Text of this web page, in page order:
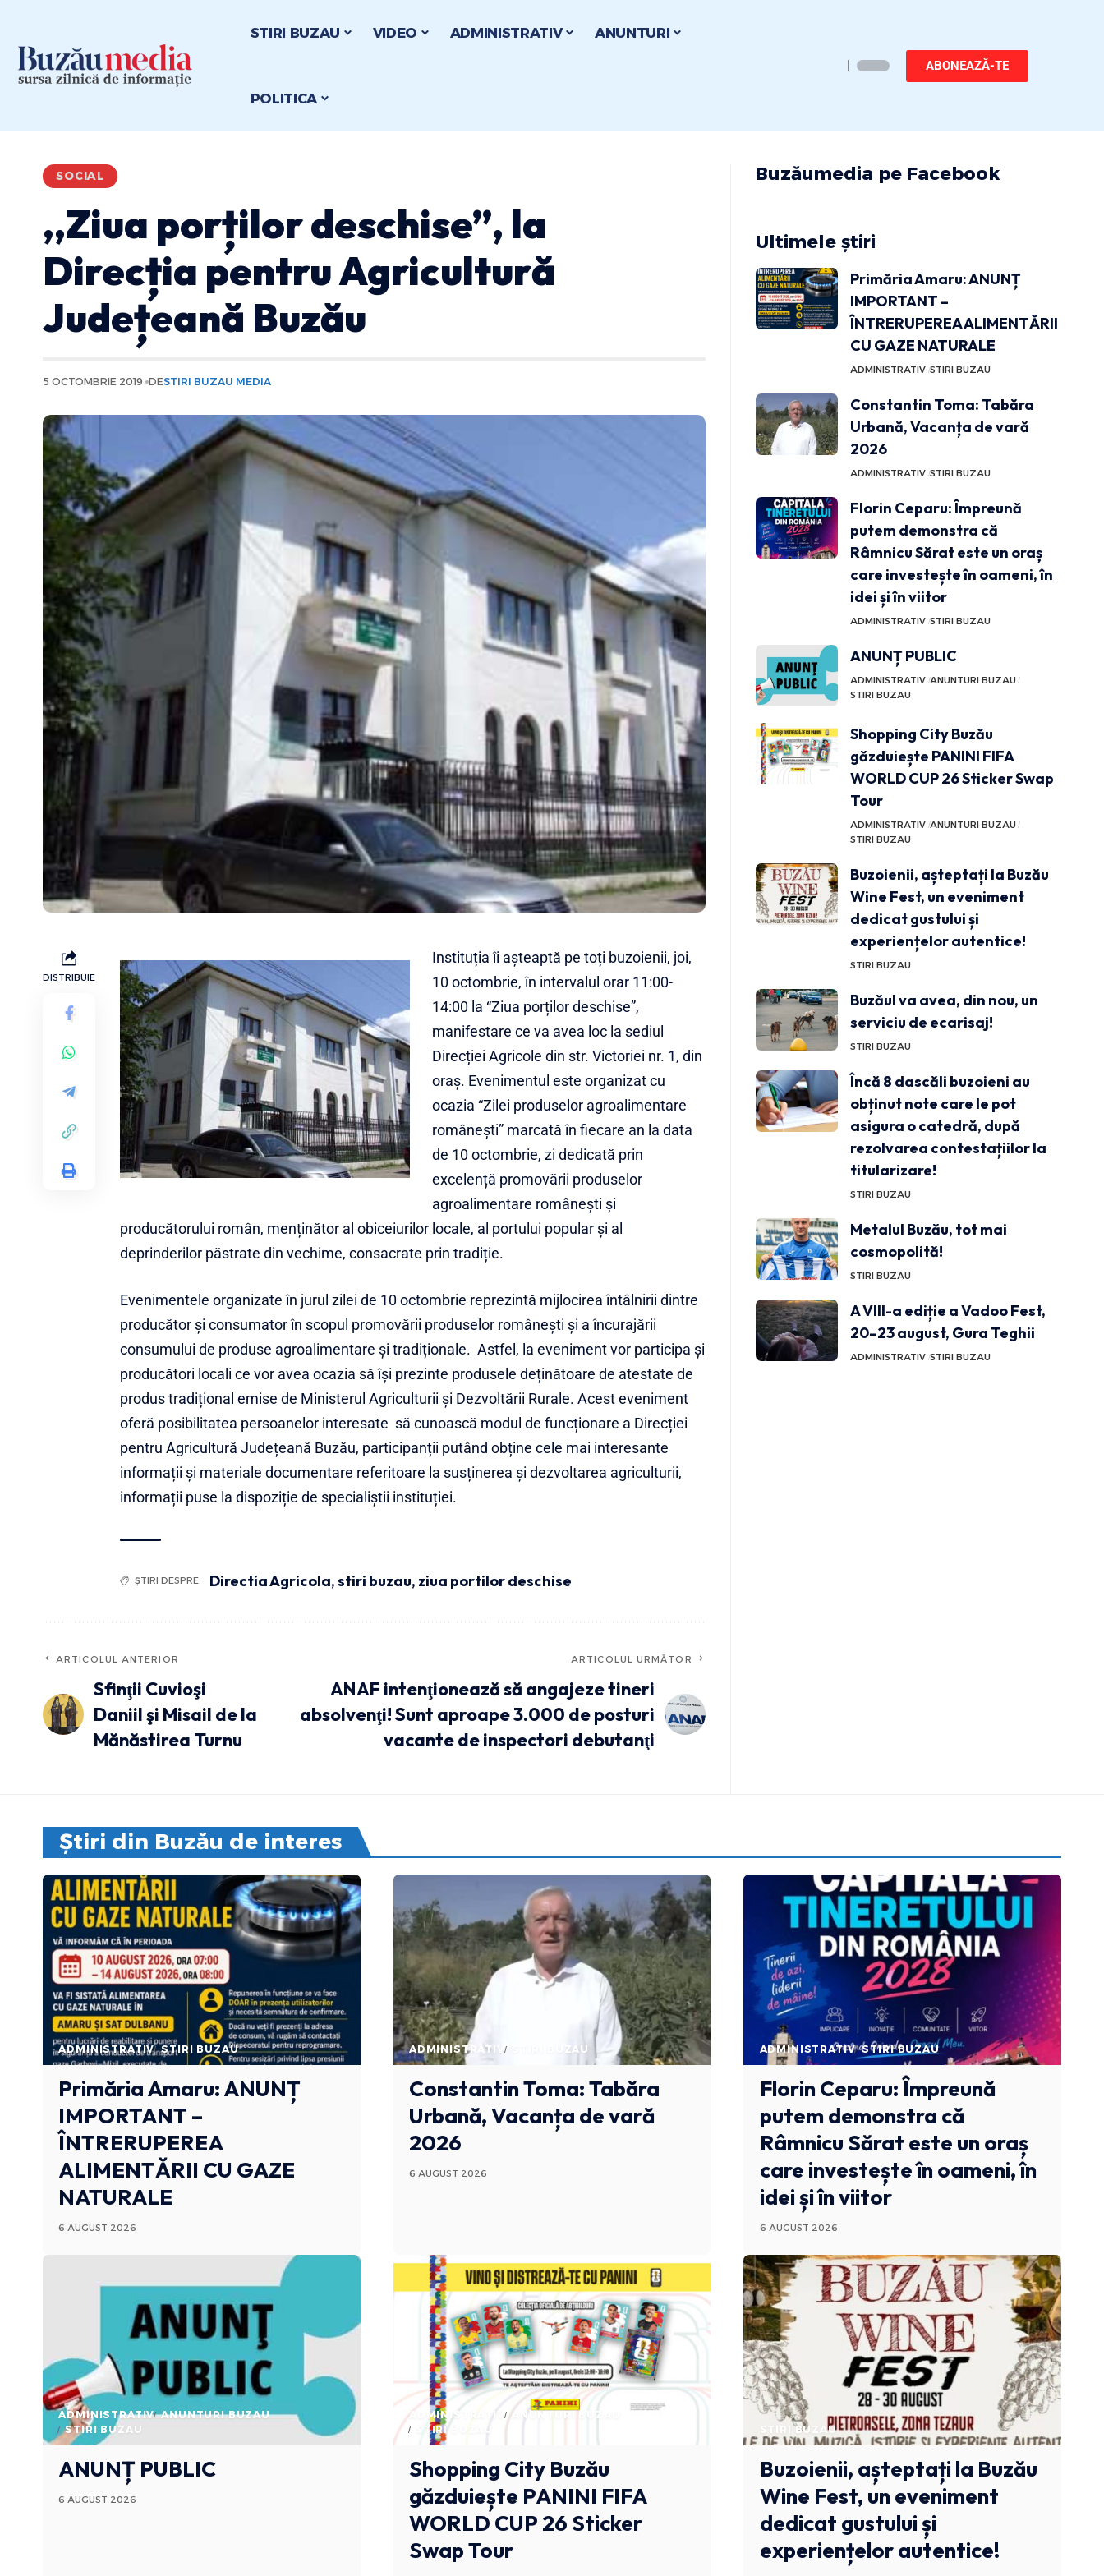
STIRI BUZAU VIDEO ADMINISTRATIV ANUNTURI
POLITICA
ABONEAZĂ-TE
SOCIAL
,,Ziua porților deschise”, la
Direcția pentru Agricultură
Județeană Buzău
5 OCTOMBRIE 2019 DESTIRI BUZAU MEDIA
DISTRIBUIE
Instituția îi așteaptă pe toți buzoienii, joi,
10 octombrie, în intervalul orar 11:00-
14:00 la “Ziua porților deschise”,
manifestare ce va avea loc la sediul
Direcției Agricole din str. Victoriei nr. 1, din
oraș. Evenimentul este organizat cu
ocazia “Zilei produselor agroalimentare
românești” marcată în fiecare an la data
de 10 octombrie, zi dedicată prin
excelență promovării produselor
agroalimentare românești și
producătorului român, menținător al obiceiurilor locale, al portului popular și al
deprinderilor păstrate din vechime, consacrate prin tradiție.
Evenimentele organizate în jurul zilei de 10 octombrie reprezintă mijlocirea întâlnirii dintre
producător și consumator în scopul promovării produselor românești și a încurajării
consumului de produse agroalimentare și tradiționale. Astfel, la eveniment vor participa și
producători locali ce vor avea ocazia să își prezinte produsele deținătoare de atestate de
produs tradițional emise de Ministerul Agriculturii și Dezvoltării Rurale. Acest eveniment
oferă posibilitatea persoanelor interesate să cunoască modul de funcționare a Direcției
pentru Agricultură Județeană Buzău, participanții putând obține cele mai interesante
informații și materiale documentare referitoare la susținerea și dezvoltarea agriculturii,
informații puse la dispoziție de specialiștii instituției.
ȘTIRI DESPRE: Directia Agricola,stiri buzau, ziua portilor deschise
ARTICOLUL ANTERIOR
Sfinţii Cuvioşi
Daniil şi Misail de la
Mănăstirea Turnu
ARTICOLUL URMĂTOR
ANAF intenţionează să angajeze tineri
absolvenţi! Sunt aproape 3.000 de posturi
vacante de inspectori debutanţi
Buzăumedia pe Facebook
Ultimele știri
Primăria Amaru: ANUNȚ
IMPORTANT –
ÎNTRERUPEREA ALIMENTĂRII
CU GAZE NATURALE
ADMINISTRATIV STIRI BUZAU
Constantin Toma: Tabăra
Urbană, Vacanța de vară
2026
ADMINISTRATIV STIRI BUZAU
Florin Ceparu: Împreună
putem demonstra că
Râmnicu Sărat este un oraș
care investește în oameni, în
idei și în viitor
ADMINISTRATIV STIRI BUZAU
ANUNȚ PUBLIC
ADMINISTRATIV ANUNTURI BUZAU
STIRI BUZAU
Shopping City Buzău
găzduiește PANINI FIFA
WORLD CUP 26 Sticker Swap
Tour
ADMINISTRATIV ANUNTURI BUZAU
STIRI BUZAU
Buzoienii, așteptați la Buzău
Wine Fest, un eveniment
dedicat gustului și
experiențelor autentice!
STIRI BUZAU
Buzăul va avea, din nou, un
serviciu de ecarisaj!
STIRI BUZAU
Încă 8 dascăli buzoieni au
obținut note care le pot
asigura o catedră, după
rezolvarea contestațiilor la
titularizare!
STIRI BUZAU
Metalul Buzău, tot mai
cosmopolită!
STIRI BUZAU
A VIII-a ediție a Vadoo Fest,
20–23 august, Gura Teghii
ADMINISTRATIV STIRI BUZAU
Știri din Buzău de interes
ADMINISTRATIV STIRI BUZAU
Primăria Amaru: ANUNȚ
IMPORTANT –
ÎNTRERUPEREA
ALIMENTĂRII CU GAZE
NATURALE
6 AUGUST 2026
ADMINISTRATIV STIRI BUZAU
Constantin Toma: Tabăra
Urbană, Vacanța de vară
2026
6 AUGUST 2026
ADMINISTRATIV STIRI BUZAU
Florin Ceparu: Împreună
putem demonstra că
Râmnicu Sărat este un oraș
care investește în oameni, în
idei și în viitor
6 AUGUST 2026
ADMINISTRATIV ANUNTURI BUZAU
STIRI BUZAU
ANUNȚ PUBLIC
6 AUGUST 2026
ADMINISTRATIV
ANUNTURI BUZAU
STIRI BUZAU
Shopping City Buzău
găzduiește PANINI FIFA
WORLD CUP 26 Sticker
Swap Tour
STIRI BUZAU
Buzoienii, așteptați la Buzău
Wine Fest, un eveniment
dedicat gustului și
experiențelor autentice!